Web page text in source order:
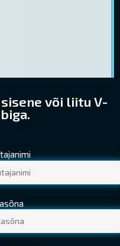
või liitu V-
10,30 €
6,40 €